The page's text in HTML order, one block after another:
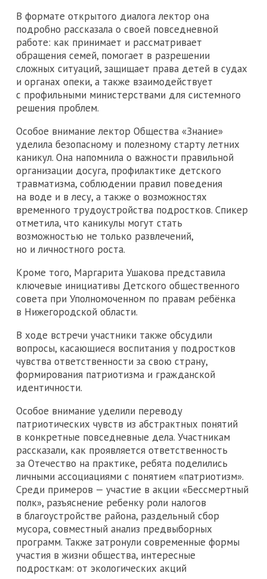
В формате открытого диалога лектор она
подробно рассказала о своей повседневной
работе: как принимает и рассматривает
обращения семей, помогает в разрешении
сложных ситуаций, защищает права детей в судах
и органах опеки, а также взаимодействует
с профильными министерствами для системного
решения проблем.
Особое внимание лектор Общества «Знание»
уделила безопасному и полезному старту летних
каникул. Она напомнила о важности правильной
организации досуга, профилактике детского
травматизма, соблюдении правил поведения
на воде и в лесу, а также о возможностях
временного трудоустройства подростков. Спикер
отметила, что каникулы могут стать
возможностью не только развлечений,
но и личностного роста.
Кроме того, Маргарита Ушакова представила
ключевые инициативы Детского общественного
совета при Уполномоченном по правам ребёнка
в Нижегородской области.
В ходе встречи участники также обсудили
вопросы, касающиеся воспитания у подростков
чувства ответственности за свою страну,
формирования патриотизма и гражданской
идентичности.
Особое внимание уделили переводу
патриотических чувств из абстрактных понятий
в конкретные повседневные дела. Участникам
рассказали, как проявляется ответственность
за Отечество на практике, ребята поделились
личными ассоциациями с понятием «патриотизм».
Среди примеров — участие в акции «Бессмертный
полк», разъяснение ребенку роли налогов
в благоустройстве района, раздельный сбор
мусора, совместный анализ предвыборных
программ. Также затронули современные формы
участия в жизни общества, интересные
подросткам: от экологических акций